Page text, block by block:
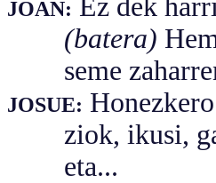
JOAN: Ez dek
(batera)
seme
JOSUE:
ziok, ikusi,
eta...